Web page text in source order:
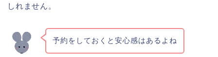
しれません。
予約をしておくと安心感はあるよね